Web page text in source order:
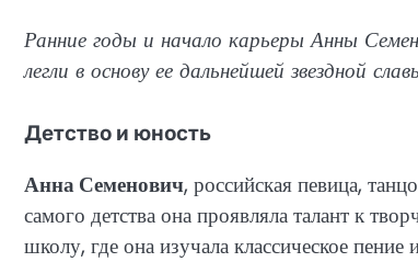
Ранние годы и начало карьеры Анны
легли в основу ее дальнейшей звездной
Детство и юность
Анна Семенович, российская певица,
самого детства она проявляла талант к
школу, где она изучала классическое